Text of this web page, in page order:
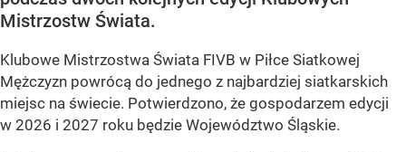
Mistrzostw Świata.
Klubowe Mistrzostwa Świata FIVB w Piłce Siatkowej
Mężczyzn powrócą do jednego z najbardziej siatkarskich
miejsc na świecie. Potwierdzono, że gospodarzem edycji
w 2026 i 2027 roku będzie Województwo Śląskie.